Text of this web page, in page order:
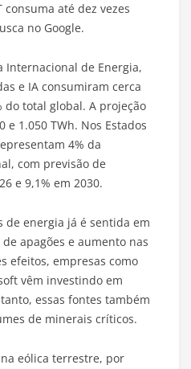
consuma até dez vezes
no Google.
Internacional de Energia,
e IA consumiram cerca
do total global. A projeção
e 1.050 TWh. Nos Estados
4% da
com previsão de
e 9,1% em 2030.
de energia já é sentida em
apagões e aumento nas
efeitos, empresas como
vêm investindo em
essas fontes também
de minerais críticos.
eólica terrestre, por